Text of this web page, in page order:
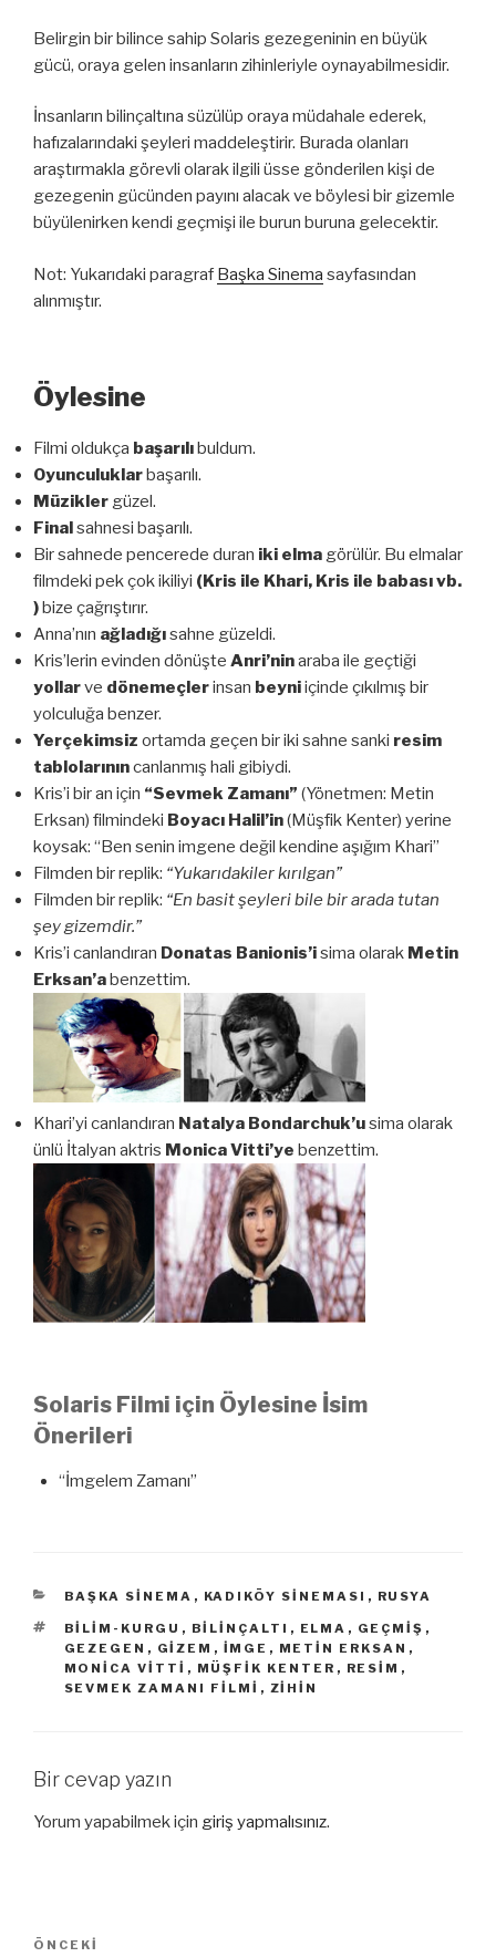
Belirgin bir bilince sahip Solaris gezegeninin en büyük
gücü, oraya gelen insanların zihinleriyle oynayabilmesidir.
İnsanların bilinçaltına süzülüp oraya müdahale ederek,
hafızalarındaki şeyleri maddeleştirir. Burada olanları
araştırmakla görevli olarak ilgili üsse gönderilen kişi de
gezegenin gücünden payını alacak ve böylesi bir gizemle
büyülenirken kendi geçmişi ile burun buruna gelecektir.
Not: Yukarıdaki paragraf Başka Sinema sayfasından
alınmıştır.
Öylesine
Filmi oldukça başarılı buldum.
Oyunculuklar başarılı.
Müzikler güzel.
Final sahnesi başarılı.
Bir sahnede pencerede duran iki elma görülür. Bu elmalar
filmdeki pek çok ikiliyi (Kris ile Khari, Kris ile babası vb.
) bize çağrıştırır.
Anna’nın ağladığısahne güzeldi.
Kris’lerin evinden dönüşte Anri’ninaraba ile geçtiği
yollarve dönemeçlerinsan beyniiçinde çıkılmış bir
yolculuğa benzer.
Yerçekimsiz ortamda geçen bir iki sahne sanki resim
tablolarınıncanlanmış hali gibiydi.
Kris’i bir an için “Sevmek Zamanı” (Yönetmen: Metin
Erksan) filmindeki Boyacı Halil’in(Müşfik Kenter) yerine
koysak: “Ben senin imgene değil kendine aşığım Khari”
Filmden bir replik: “Yukarıdakiler kırılgan”
Filmden bir replik: “En basit şeyleri bile bir arada tutan
şey gizemdir.”
Kris’i canlandıran Donatas Banionis’isima olarak Metin
Erksan’a benzettim.
Khari’yi canlandıran Natalya Bondarchuk’usima olarak
ünlü İtalyan aktris Monica Vitti’ye benzettim.
Solaris Filmi için Öylesine İsim
Önerileri
“İmgelem Zamanı”
KATEGORILER
BAŞKA SINEMA , KADIKÖY SINEMASI , RUSYA
ETIKETLER
BILIM-KURGU , BILINÇALTI , ELMA , GEÇMIŞ ,
GEZEGEN , GIZEM , İMGE , METIN ERKSAN ,
MONICA VITTI , MÜŞFIK KENTER , RESIM ,
SEVMEK ZAMANI FILMI , ZIHIN
Bir cevap yazın
Yorum yapabilmek için giriş yapmalısınız.
Yazı
Önceki
ÖNCEKI